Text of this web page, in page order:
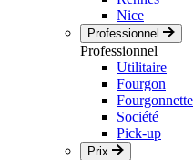
Nice
Professionnel
Professionnel
Utilitaire
Fourgon
Fourgonnette
Société
Pick-up
Prix